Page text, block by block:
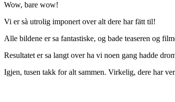
Wow, bare wow!
Vi er sà utrolig imponert over alt dere har fätt til!
Alle bildene er sa fantastiske, og bade teaseren og
Resultatet er sa langt over ha vi noen gang hadde
Igjen, tusen takk for alt sammen. Virkelig, dere har